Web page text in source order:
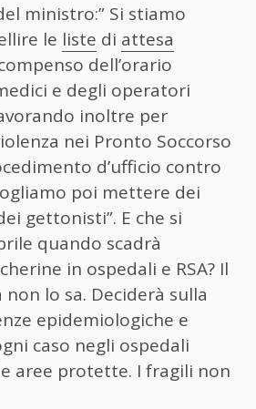
ministro:” Si stiamo
le liste di attesa
dell’orario
e degli operatori
inoltre per
nei Pronto Soccorso
d’ufficio contro
poi mettere dei
gettonisti”. E che si
quando scadrà
in ospedali e RSA? Il
lo sa. Deciderà sulla
epidemiologiche e
caso negli ospedali
aree protette. I fragili non